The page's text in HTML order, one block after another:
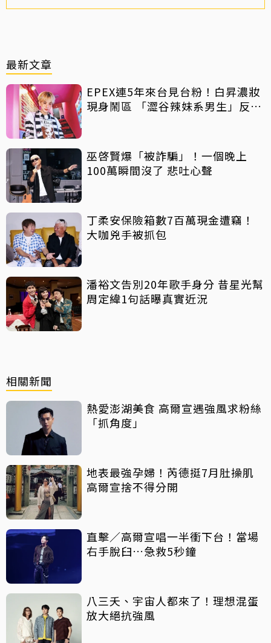
最新文章
EPEX連5年來台見台粉！白昇濃妝
現身鬧區 「澀谷辣妹系男生」反差
巫啓賢爆「被詐騙」！一個晚上
100萬瞬間沒了 悲吐心聲
丁柔安保險箱數7百萬現金遭竊！
大咖兇手被抓包
潘裕文告別20年歌手身分 昔星光幫
周定緯1句話曝真實近況
相關新聞
熱愛澎湖美食 高爾宣遇強風求粉絲
「抓角度」
地表最強孕婦！芮德挺7月肚操肌
高爾宣捨不得分開
直擊／高爾宣唱一半衝下台！當場
右手脫臼…急救5秒鐘
八三夭、宇宙人都來了！理想混蛋
放大絕抗強風